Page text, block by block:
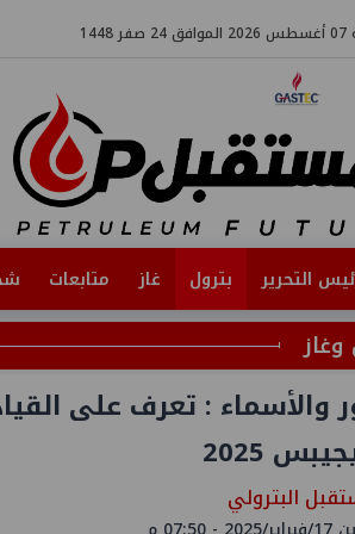
التحرير بترول غاز متابعات
وغاز
والأسماء : تعرف على
2025
البترولي